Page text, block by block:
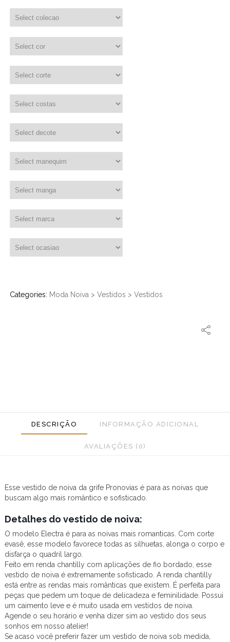
Categories: Moda Noiva >Vestidos >Vestidos
DESCRIÇÃO INFORMAÇÃO ADICIONAL
AVALIAÇÕES (0)
Esse vestido de noiva da grife Pronovias é para as noivas que
buscam algo mais romântico e sofisticado.
Detalhes do vestido de noiva:
O modelo Electra é para as noivas mais romanticas. Com corte
evasê, esse modelo favorece todas as silhuetas, alonga o corpo e
disfarça o quadril largo.
Feito em renda chantilly com aplicações de fio bordado, esse
vestido de noiva é extremamente sofisticado. A renda chantilly
está entre as rendas mais românticas que existem. É perfeita para
peças que pedem um toque de delicadeza e feminilidade. Possui
um caimento leve e é muito usada em vestidos de noiva.
Agende o seu horário e venha dizer sim ao vestido dos seus
sonhos em nosso atelier!
Se acaso você preferir fazer um vestido de noiva sob medida,